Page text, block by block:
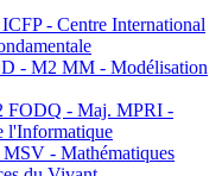
- Centre International
- M2 MM - Modélisation
FODQ - Maj. MPRI -
l'Informatique
- Mathématiques